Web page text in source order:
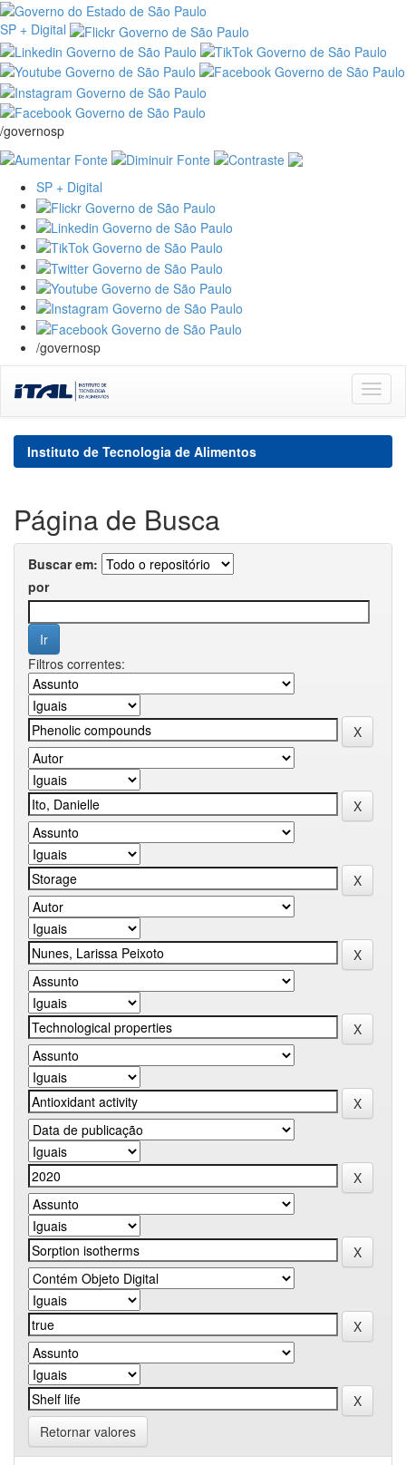
SP + Digital
/governosp
SP + Digital
/governosp
navigation
Instituto de Tecnologia de Alimentos
Página de Busca
Buscar em:
por
Filtros correntes:
Retornar valores